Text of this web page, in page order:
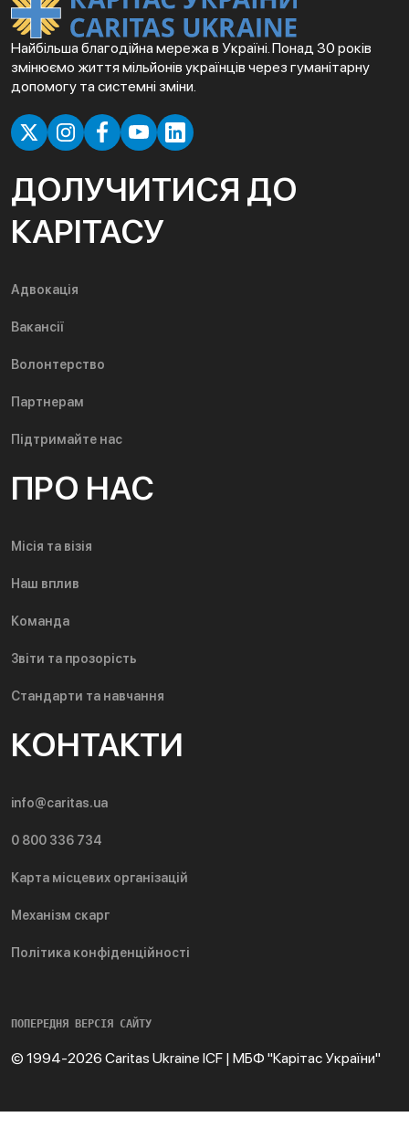
Найбільша благодійна мережа в Україні. Понад 30 років
змінюємо життя мільйонів українців через гуманітарну
допомогу та системні зміни.
ДОЛУЧИТИСЯ ДО
КАРІТАСУ
Адвокація
Вакансії
Волонтерство
Партнерам
Підтримайте нас
ПРО НАС
Місія та візія
Наш вплив
Команда
Звіти та прозорість
Стандарти та навчання
КОНТАКТИ
info@caritas.ua
0 800 336 734
Карта місцевих організацій
Механізм скарг
Політика конфіденційності
ПОПЕРЕДНЯ ВЕРСІЯ САЙТУ
© 1994-2026 Caritas Ukraine ICF | МБФ "Карітас України"